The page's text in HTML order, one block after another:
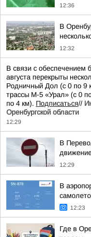
12:36
В
12:32
В связи с обеспечением
августа перекрыты
Родничный Дол (с 0 по 9
трассы М-5 «Урал» (с 0
по 4 км). Подписаться//
Оренбургской области
12:29
В
12:29
В
12:23
Где в